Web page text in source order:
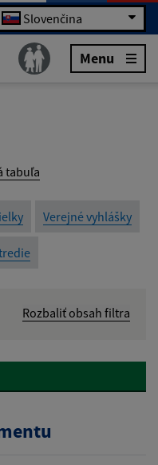
Slovenčina
Menu
tabuľa
Verejné vyhlášky
Rozbaliť obsah filtra